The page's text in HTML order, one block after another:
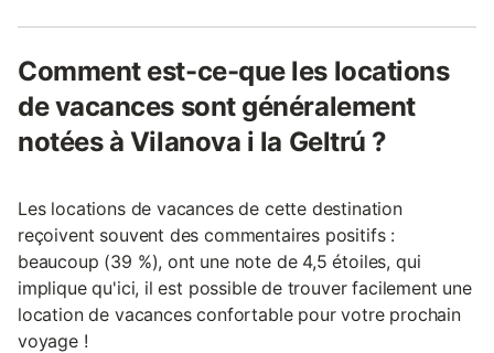
Comment est-ce-que les locations
de vacances sont généralement
notées à Vilanova i la Geltrú ?
Les locations de vacances de cette destination
reçoivent souvent des commentaires positifs :
beaucoup (39 %), ont une note de 4,5 étoiles, qui
implique qu'ici, il est possible de trouver facilement une
location de vacances confortable pour votre prochain
voyage !